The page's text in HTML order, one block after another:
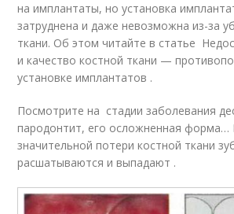
на имплантаты, но установка
затруднена и даже невозможна из-за
ткани. Об этом читайте в статье
и качество костной ткани —
установке имплантатов .
Посмотрите на стадии заболевания
пародонтит, его осложненная форма…
значительной потери костной ткани
расшатываются и выпадают .